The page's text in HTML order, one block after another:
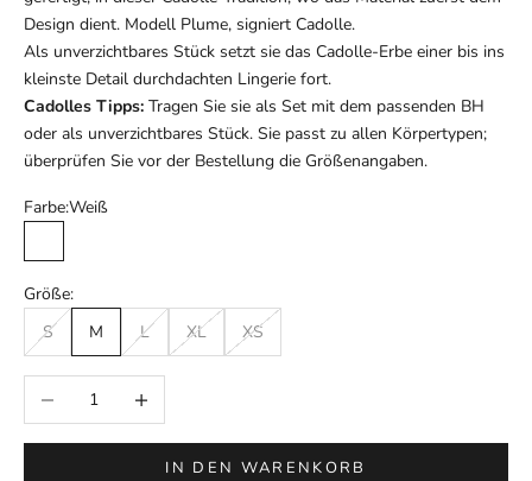
Design dient. Modell Plume, signiert Cadolle.
Als unverzichtbares Stück setzt sie das Cadolle-Erbe einer bis ins
kleinste Detail durchdachten Lingerie fort.
Cadolles Tipps: Tragen Sie sie als Set mit dem passenden BH
oder als unverzichtbares Stück. Sie passt zu allen Körpertypen;
überprüfen Sie vor der Bestellung die Größenangaben.
Farbe:Weiß
Größe:
S
M L XL XS
Anzahl verringernAnzahl erhöhen
IN DEN WARENKORB